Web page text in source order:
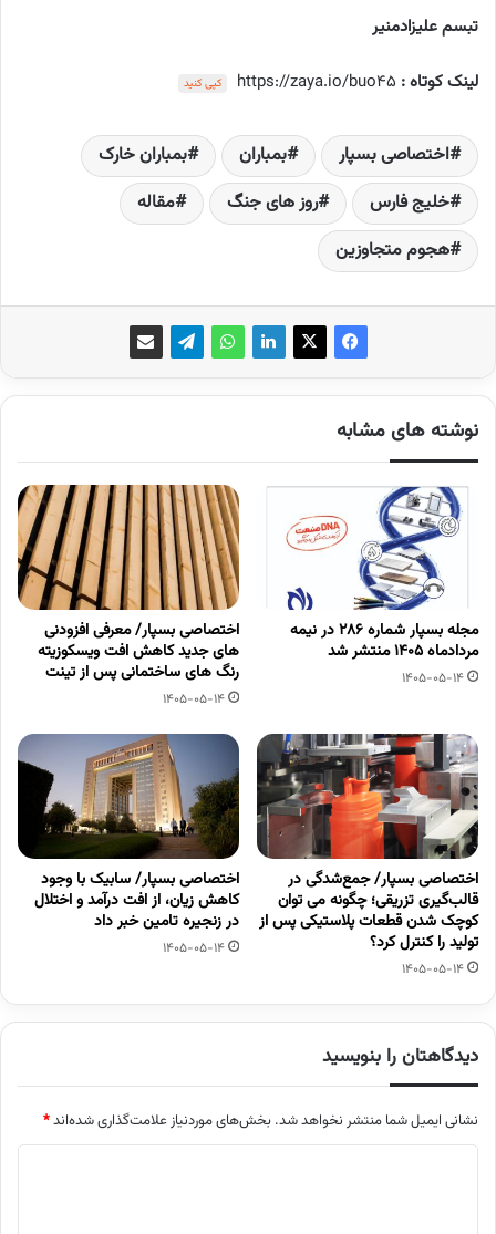
تبسم علیزادمنیر
لینک کوتاه : https://zaya.io/buo45 کپی کنید
اختصاصی بسپار بمباران
بمباران خارک
خلیج فارس
روز های جنگ
مقاله
هجوم متجاوزین
نوشته های مشابه
مجله بسپار شماره 286 در نیمه
مردادماه 1405 منتشر شد
1405-05-14
اختصاصی بسپار/ معرفی افزودنی
های جدید کاهش افت ویسکوزیته
رنگ های ساختمانی پس از تینت
1405-05-14
اختصاصی بسپار/ جمع‌شدگی در
قالب‌گیری تزریقی؛ چگونه می توان
کوچک شدن قطعات پلاستیکی پس از
تولید را کنترل کرد؟
1405-05-14
اختصاصی بسپار/ سابیک با وجود
کاهش زیان، از افت درآمد و اختلال
در زنجیره تامین خبر داد
1405-05-14
دیدگاهتان را بنویسید
نشانی ایمیل شما منتشر نخواهد شد. بخش‌های موردنیاز علامت‌گذاری شده‌اند*